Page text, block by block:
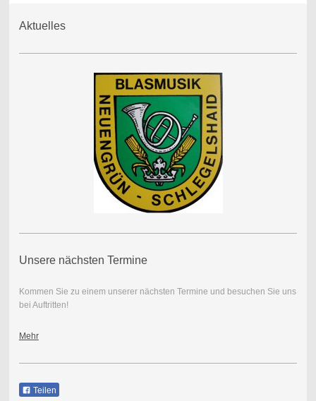
Aktuelles
Unsere nächsten Termine
Kommen Sie zu einem unserer nächsten Termine und besuchen Sie uns
bei Auftritten!
Mehr
Teilen